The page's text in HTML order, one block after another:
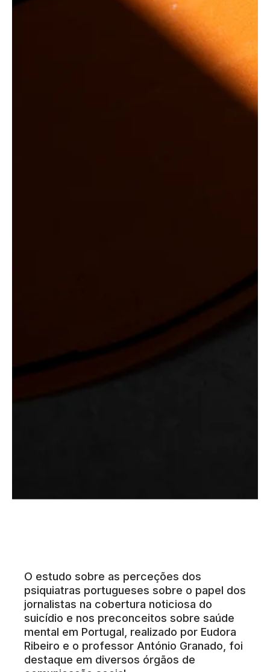
O estudo sobre as perceções dos
psiquiatras portugueses sobre o papel dos
jornalistas na cobertura noticiosa do
suicídio e nos preconceitos sobre saúde
mental em Portugal, realizado por Eudora
Ribeiro e o professor António Granado, foi
destaque em diversos órgãos de